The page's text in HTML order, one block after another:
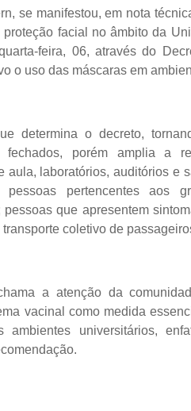
se manifestou, em nota
facial no âmbito da
feira, 06, através do
o uso das máscaras em
determina o decreto,
fechados, porém amplia a
aula, laboratórios, auditórios e
pertencentes aos
pessoas que apresentem
coletivo de
a atenção da
vacinal como medida
universitários,